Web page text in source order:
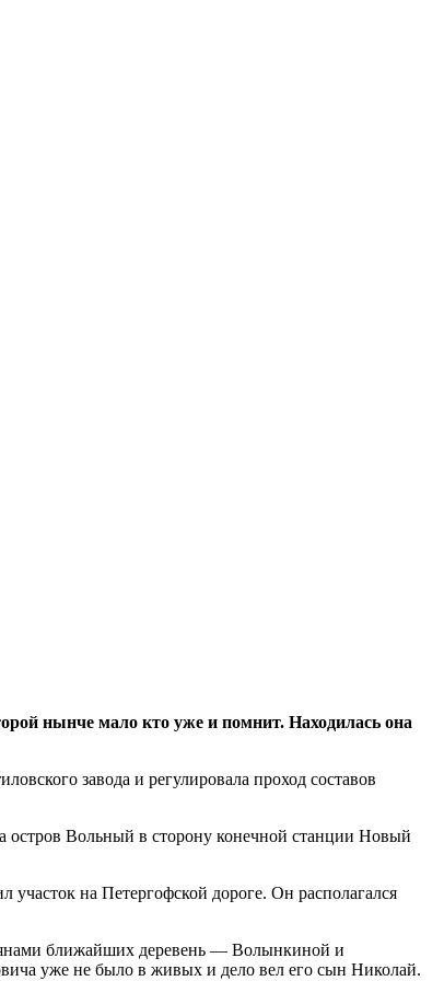
нынче мало кто уже и помнит. Находилась она
остров Вольный в сторону конечной станции Новый
на Петергофской дороге. Он располагался
ближайших деревень — Волынкиной и
уже не было в живых и дело вел его сын Николай.